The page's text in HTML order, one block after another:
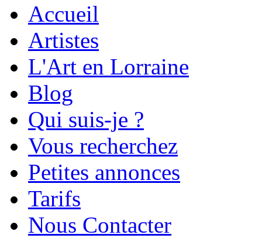
Accueil
Artistes
L'Art en Lorraine
Blog
Qui suis-je ?
Vous recherchez
Petites annonces
Tarifs
Nous Contacter